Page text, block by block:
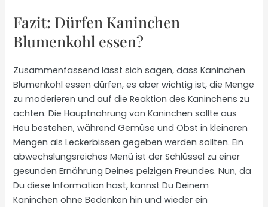
Fazit: Dürfen Kaninchen
Blumenkohl essen?
Zusammenfassend lässt sich sagen, dass Kaninchen
Blumenkohl essen dürfen, es aber wichtig ist, die Menge
zu moderieren und auf die Reaktion des Kaninchens zu
achten. Die Hauptnahrung von Kaninchen sollte aus
Heu bestehen, während Gemüse und Obst in kleineren
Mengen als Leckerbissen gegeben werden sollten. Ein
abwechslungsreiches Menü ist der Schlüssel zu einer
gesunden Ernährung Deines pelzigen Freundes. Nun, da
Du diese Information hast, kannst Du Deinem
Kaninchen ohne Bedenken hin und wieder ein